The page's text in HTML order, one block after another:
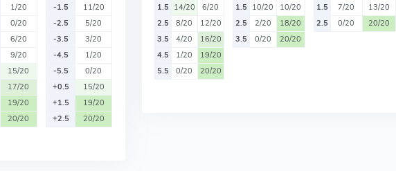
1/20
0/20
6/20
9/20
15/20
17/20
19/20
20/20
-1.5
11/20
-2.5
5/20
-3.5
3/20
-4.5
1/20
-5.5
0/20
+0.5
15/20
+1.5
19/20
+2.5
20/20
1.5 14/20
6/20
2.5
8/20
12/20
3.5
4/20
16/20
4.5
1/20
19/20
5.5
0/20 20/20
1.5 10/20
10/20
2.5
2/20
18/20
3.5
0/20 20/20
1.5
7/20
13/20
2.5
0/20 20/20